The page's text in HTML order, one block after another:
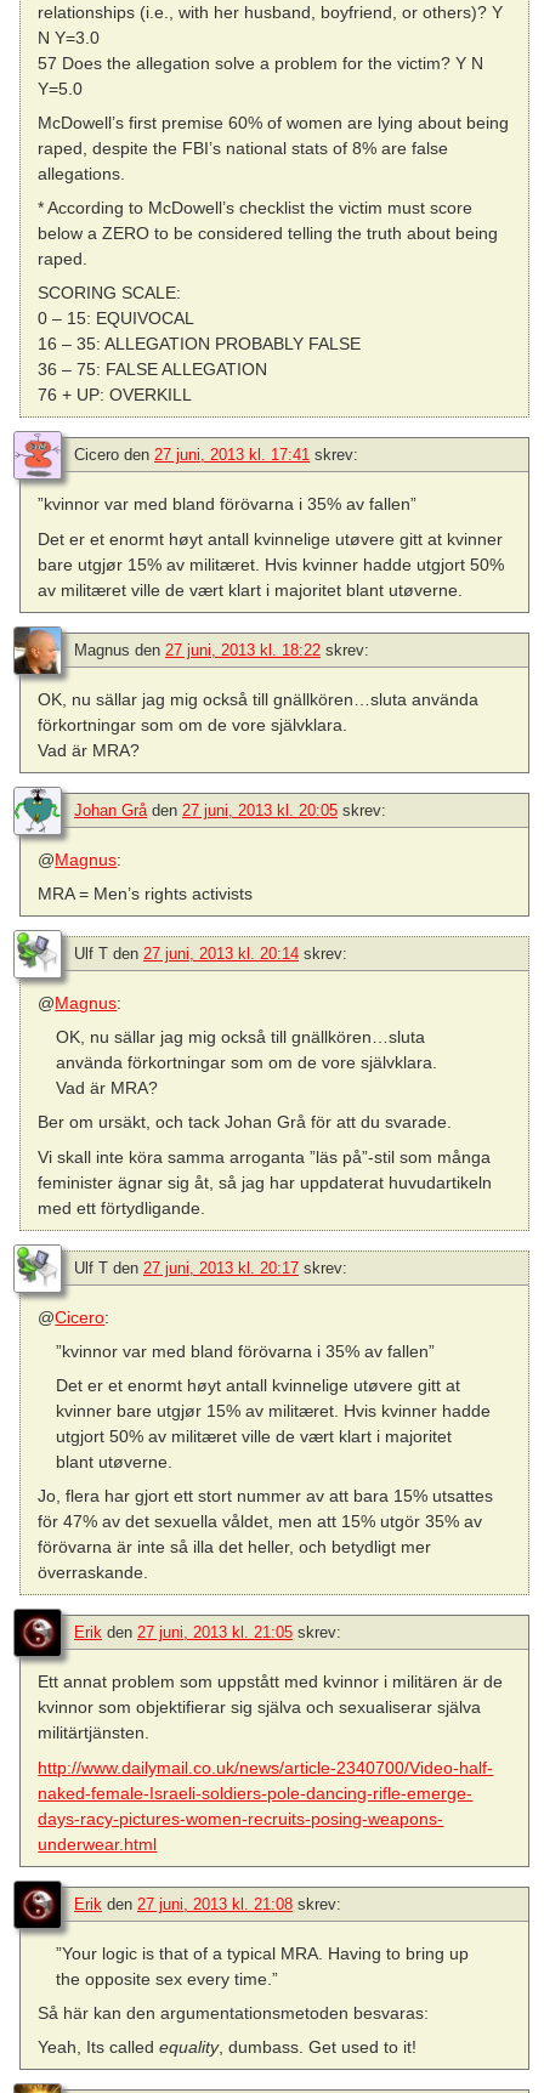
relationships (i.e., with her husband, boyfriend, or others)? Y
N Y=3.0
57 Does the allegation solve a problem for the victim? Y N
Y=5.0
McDowell’s first premise 60% of women are lying about being
raped, despite the FBI’s national stats of 8% are false
allegations.
* According to McDowell’s checklist the victim must score
below a ZERO to be considered telling the truth about being
raped.
SCORING SCALE:
0 – 15: EQUIVOCAL
16 – 35: ALLEGATION PROBABLY FALSE
36 – 75: FALSE ALLEGATION
76 + UP: OVERKILL
Cicero den 27 juni, 2013 kl. 17:41 skrev:
”kvinnor var med bland förövarna i 35% av fallen”
Det er et enormt høyt antall kvinnelige utøvere gitt at kvinner
bare utgjør 15% av militæret. Hvis kvinner hadde utgjort 50%
av militæret ville de vært klart i majoritet blant utøverne.
Magnus den 27 juni, 2013 kl. 18:22 skrev:
OK, nu sällar jag mig också till gnällkören…sluta använda
förkortningar som om de vore självklara.
Vad är MRA?
Johan Grå den 27 juni, 2013 kl. 20:05 skrev:
@Magnus:
MRA = Men’s rights activists
Ulf T den 27 juni, 2013 kl. 20:14 skrev:
@Magnus:
OK, nu sällar jag mig också till gnällkören…sluta
använda förkortningar som om de vore självklara.
Vad är MRA?
Ber om ursäkt, och tack Johan Grå för att du svarade.
Vi skall inte köra samma arroganta ”läs på”-stil som många
feminister ägnar sig åt, så jag har uppdaterat huvudartikeln
med ett förtydligande.
Ulf T den 27 juni, 2013 kl. 20:17 skrev:
@Cicero:
”kvinnor var med bland förövarna i 35% av fallen”
Det er et enormt høyt antall kvinnelige utøvere gitt at
kvinner bare utgjør 15% av militæret. Hvis kvinner hadde
utgjort 50% av militæret ville de vært klart i majoritet
blant utøverne.
Jo, flera har gjort ett stort nummer av att bara 15% utsattes
för 47% av det sexuella våldet, men att 15% utgör 35% av
förövarna är inte så illa det heller, och betydligt mer
överraskande.
Erik den 27 juni, 2013 kl. 21:05 skrev:
Ett annat problem som uppstått med kvinnor i militären är de
kvinnor som objektifierar sig själva och sexualiserar själva
militärtjänsten.
http://www.dailymail.co.uk/news/article-2340700/Video-half-
naked-female-Israeli-soldiers-pole-dancing-rifle-emerge-
days-racy-pictures-women-recruits-posing-weapons-
underwear.html
Erik den 27 juni, 2013 kl. 21:08 skrev:
”Your logic is that of a typical MRA. Having to bring up
the opposite sex every time.”
Så här kan den argumentationsmetoden besvaras:
Yeah, Its calledequality, dumbass. Get used to it!